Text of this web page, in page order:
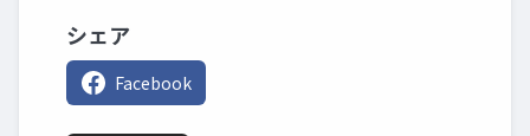
シェア
Facebook